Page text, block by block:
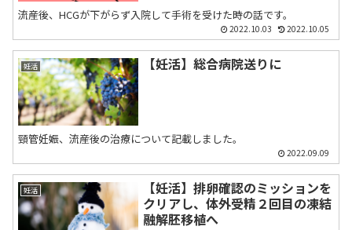
流産後、HCGが下がらず入院して手術を受けた時の話です。
2022.10.03 2022.10.05
妊活 【妊活】総合病院送りに
頸管妊娠、流産後の治療について記載しました。
2022.09.09
妊活
【妊活】排卵確認のミッションを
クリアし、体外受精２回目の凍結
融解胚移植へ